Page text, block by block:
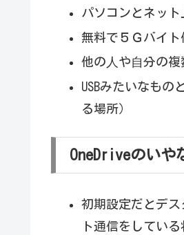
パソコンとネッ
無料で５Ｇバイト
他の⼈や⾃分の複
USBみたいなもの
る場所）
OneDriveのいや
初期設定だとデ
ト通信をしてい